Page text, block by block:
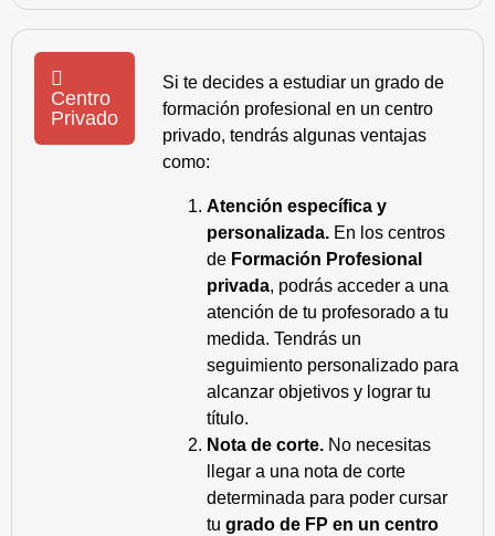
Centro
Privado
Si te decides a estudiar un grado de
formación profesional en un centro
privado, tendrás algunas ventajas
como:
Atención específica y
personalizada. En los centros
de Formación Profesional
privada, podrás acceder a una
atención de tu profesorado a tu
medida. Tendrás un
seguimiento personalizado para
alcanzar objetivos y lograr tu
título.
Nota de corte. No necesitas
llegar a una nota de corte
determinada para poder cursar
tu grado de FP en un centro